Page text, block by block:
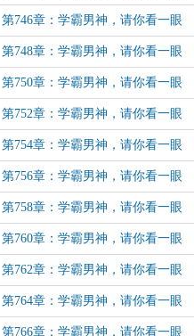
同班校花（28）
第746章：学霸男神，请你看一眼
同班校花（30）
第748章：学霸男神，请你看一眼
同班校花（32）
第750章：学霸男神，请你看一眼
同班校花（34）（￡瑶钰加更）
第752章：学霸男神，请你看一眼
同班校花（36）
第754章：学霸男神，请你看一眼
同班校花（38）
第756章：学霸男神，请你看一眼
同班校花（40）
第758章：学霸男神，请你看一眼
同班校花（42）
第760章：学霸男神，请你看一眼
同班校花（44）
第762章：学霸男神，请你看一眼
同班校花（46）
第764章：学霸男神，请你看一眼
同班校花（48）
第766章：学霸男神，请你看一眼